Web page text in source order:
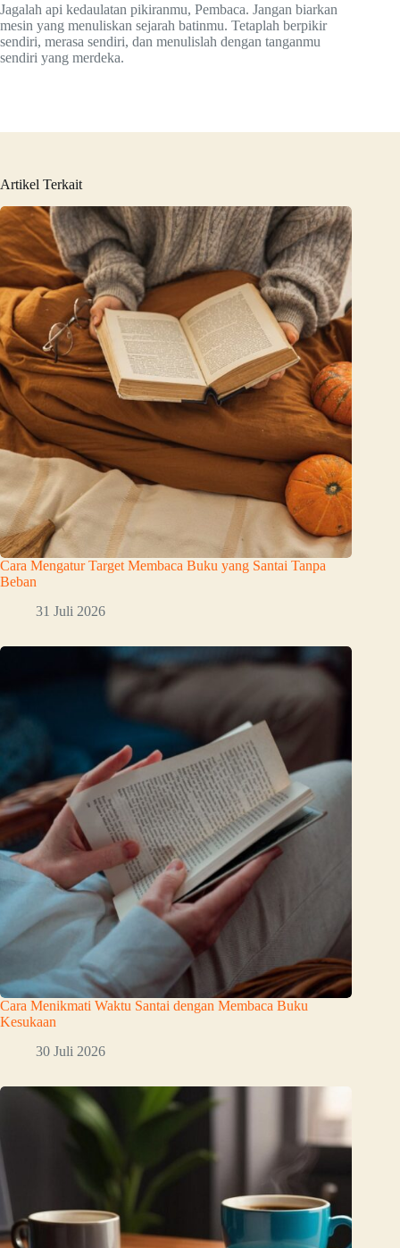
Jagalah api kedaulatan pikiranmu, Pembaca. Jangan biarkan
mesin yang menuliskan sejarah batinmu. Tetaplah berpikir
sendiri, merasa sendiri, dan menulislah dengan tanganmu
sendiri yang merdeka.
Artikel Terkait
Cara Mengatur Target Membaca Buku yang Santai Tanpa
Beban
31 Juli 2026
Cara Menikmati Waktu Santai dengan Membaca Buku
Kesukaan
30 Juli 2026